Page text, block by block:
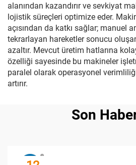
alanından kazandırır ve sevkiyat
lojistik süreçleri optimize eder.
açısından da katkı sağlar; manuel
tekrarlayan hareketler sonucu
azaltır. Mevcut üretim hatlarına
özelliği sayesinde bu makineler
paralel olarak operasyonel
artırır.
Son